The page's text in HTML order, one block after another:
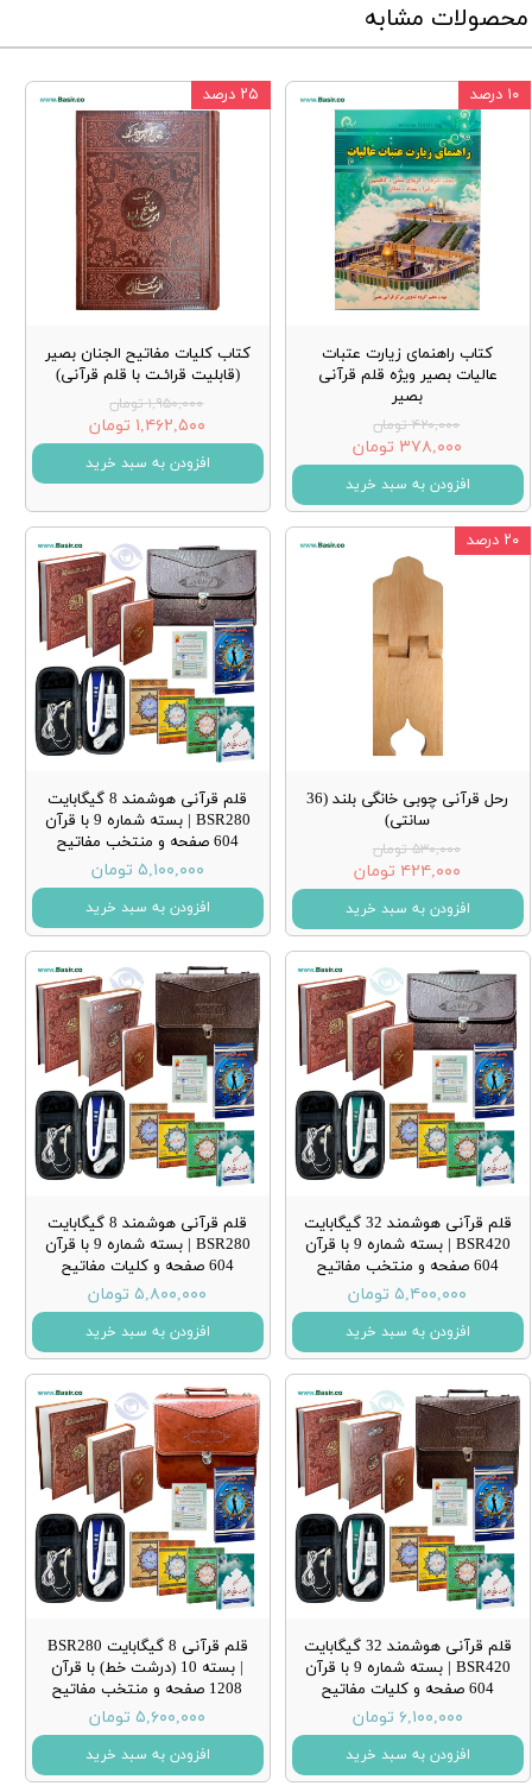
محصولات مشابه
کتاب راهنمای زیارت عتبات
عالیات بصیر ویژه قلم قرآنی
بصیر
۴۲۰,۰۰۰ تومان
۳۷۸,۰۰۰ تومان
افزودن به سبد خرید
۱۰ درصد
کتاب کلیات مفاتیح الجنان بصیر
(قابلیت قرائـت با قلم قرآنی)
۱,۹۵۰,۰۰۰ تومان
۱,۴۶۲,۵۰۰ تومان
افزودن به سبد خرید
۲۵ درصد
رحل قرآنی چوبی خانگی بلند (36
سانتی)
۵۳۰,۰۰۰ تومان
۴۲۴,۰۰۰ تومان
افزودن به سبد خرید
۲۰ درصد
قلم قرآنی هوشمند 8 گیگابایت
BSR280 | بسته شماره 9 با قرآن
604 صفحه و منتخب مفاتیح
۵,۱۰۰,۰۰۰ تومان
افزودن به سبد خرید
قلم قرآنی هوشمند 32 گیگابایت
BSR420 | بسته شماره 9 با قرآن
604 صفحه و منتخب مفاتیح
۵,۴۰۰,۰۰۰ تومان
افزودن به سبد خرید
قلم قرآنی هوشمند 8 گیگابایت
BSR280 | بسته شماره 9 با قرآن
604 صفحه و کلیات مفاتیح
۵,۸۰۰,۰۰۰ تومان
افزودن به سبد خرید
قلم قرآنی هوشمند 32 گیگابایت
BSR420 | بسته شماره 9 با قرآن
604 صفحه و کلیات مفاتیح
۶,۱۰۰,۰۰۰ تومان
افزودن به سبد خرید
قلم قرآنی 8 گیگابایت BSR280
| بسته 10 (درشت خط) با قرآن
1208 صفحه و منتخب مفاتیح
۵,۶۰۰,۰۰۰ تومان
افزودن به سبد خرید